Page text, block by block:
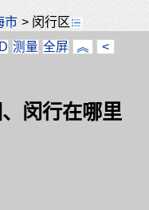
市 > 闵行区
测量 全屏 ︽ <
闵行在哪里